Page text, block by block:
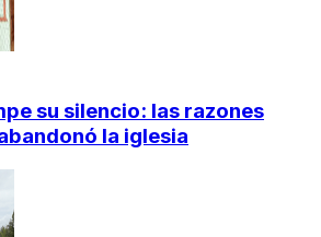
su silencio: las razones
la iglesia